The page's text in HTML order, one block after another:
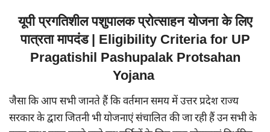
यूपी प्रगतिशील पशुपालक प्रोत्साहन योजना के लिए
पात्रता मापदंड | Eligibility Criteria for UP
Pragatishil Pashupalak Protsahan
Yojana
जैसा कि आप सभी जानते हैं कि वर्तमान समय में उत्तर प्रदेश राज्य
सरकार के द्वारा जितनी भी योजनाएं संचालित की जा रही हैं उन सभी के